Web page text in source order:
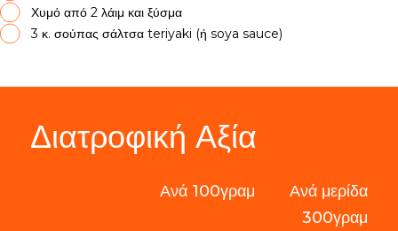
Χυμό από 2 λάιμ και ξύσμα
3 κ. σούπας σάλτσα teriyaki (ή soya sauce)
Διατροφική Αξία
Ανά 100γραμ
Ανά μερίδα
300γραμ